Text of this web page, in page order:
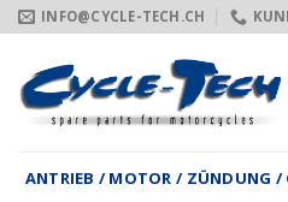
Zum
Inhalt
springen
INFO@CYCLE-TECH.CH
ANTRIEB / MOTOR / ZÜNDUNG /